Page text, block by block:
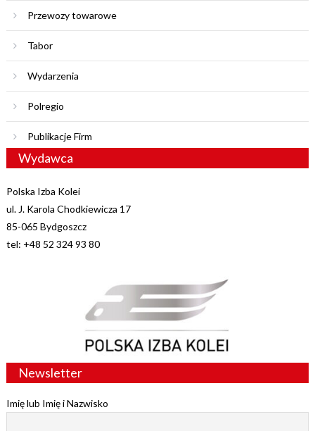
Przewozy towarowe
Tabor
Wydarzenia
Polregio
Publikacje Firm
Wydawca
Polska Izba Kolei
ul. J. Karola Chodkiewicza 17
85-065 Bydgoszcz
tel: +48 52 324 93 80
Newsletter
Imię lub Imię i Nazwisko